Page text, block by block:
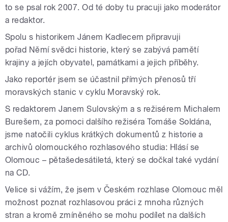
to se psal rok 2007. Od té doby tu pracuji jako moderátor
a redaktor.
Spolu s historikem Jánem Kadlecem připravuji
pořad Němí svědci historie, který se zabývá pamětí
krajiny a jejích obyvatel, památkami a jejich příběhy.
Jako reportér jsem se účastnil přímých přenosů tří
moravských stanic v cyklu Moravský rok.
S redaktorem Janem Sulovským a s režisérem Michalem
Burešem, za pomoci dalšího režiséra Tomáše Soldána,
jsme natočili cyklus krátkých dokumentů z historie a
archivů olomouckého rozhlasového studia: Hlásí se
Olomouc – pětašedesátiletá, který se dočkal také vydání
na CD.
Velice si vážím, že jsem v Českém rozhlase Olomouc měl
možnost poznat rozhlasovou práci z mnoha různých
stran a kromě zmíněného se mohu podílet na dalších